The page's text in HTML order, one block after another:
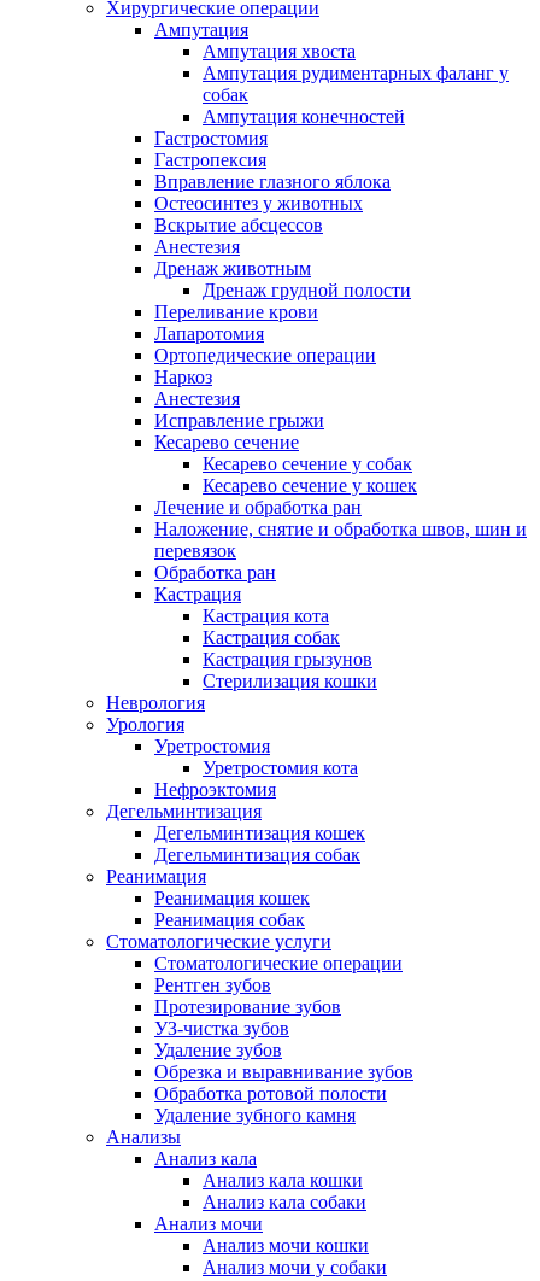
Хирургические операции
Ампутация
Ампутация хвоста
Ампутация рудиментарных фаланг у
собак
Ампутация конечностей
Гастростомия
Гастропексия
Вправление глазного яблока
Остеосинтез у животных
Вскрытие абсцессов
Анестезия
Дренаж животным
Дренаж грудной полости
Переливание крови
Лапаротомия
Ортопедические операции
Наркоз
Анестезия
Исправление грыжи
Кесарево сечение
Кесарево сечение у собак
Кесарево сечение у кошек
Лечение и обработка ран
Наложение, снятие и обработка швов, шин и
перевязок
Обработка ран
Кастрация
Кастрация кота
Кастрация собак
Кастрация грызунов
Стерилизация кошки
Неврология
Урология
Уретростомия
Уретростомия кота
Нефроэктомия
Дегельминтизация
Дегельминтизация кошек
Дегельминтизация собак
Реанимация
Реанимация кошек
Реанимация собак
Стоматологические услуги
Стоматологические операции
Рентген зубов
Протезирование зубов
УЗ-чистка зубов
Удаление зубов
Обрезка и выравнивание зубов
Обработка ротовой полости
Удаление зубного камня
Анализы
Анализ кала
Анализ кала кошки
Анализ кала собаки
Анализ мочи
Анализ мочи кошки
Анализ мочи у собаки